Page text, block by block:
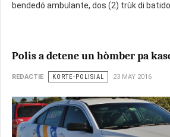
bendedó ambulante, dos (2) trùk di batido
Polis a detene un hòmber pa
REDACTIE KORTE-POLISIAL 23 MAY 2016